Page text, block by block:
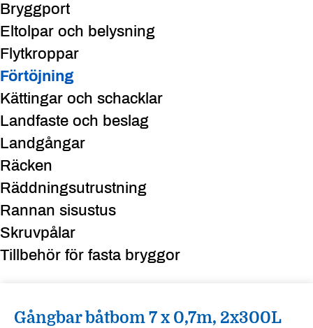
Bryggport
Eltolpar och belysning
Flytkroppar
Förtöjning
Kättingar och schacklar
Landfaste och beslag
Landgångar
Räcken
Räddningsutrustning
Rannan sisustus
Skruvpålar
Tillbehör för fasta bryggor
Gångbar båtbom 7 x 0,7m, 2x300L